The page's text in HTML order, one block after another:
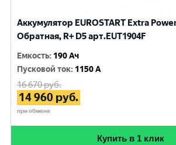
Аккумулятор EUROSTART Extra
Обратная, R+ D5 арт.EUT1904F
Емкость: 190 Ач
Пусковой ток: 1150 A
16 670руб.
14 960 руб.
при обмене
Купить в 1 клик